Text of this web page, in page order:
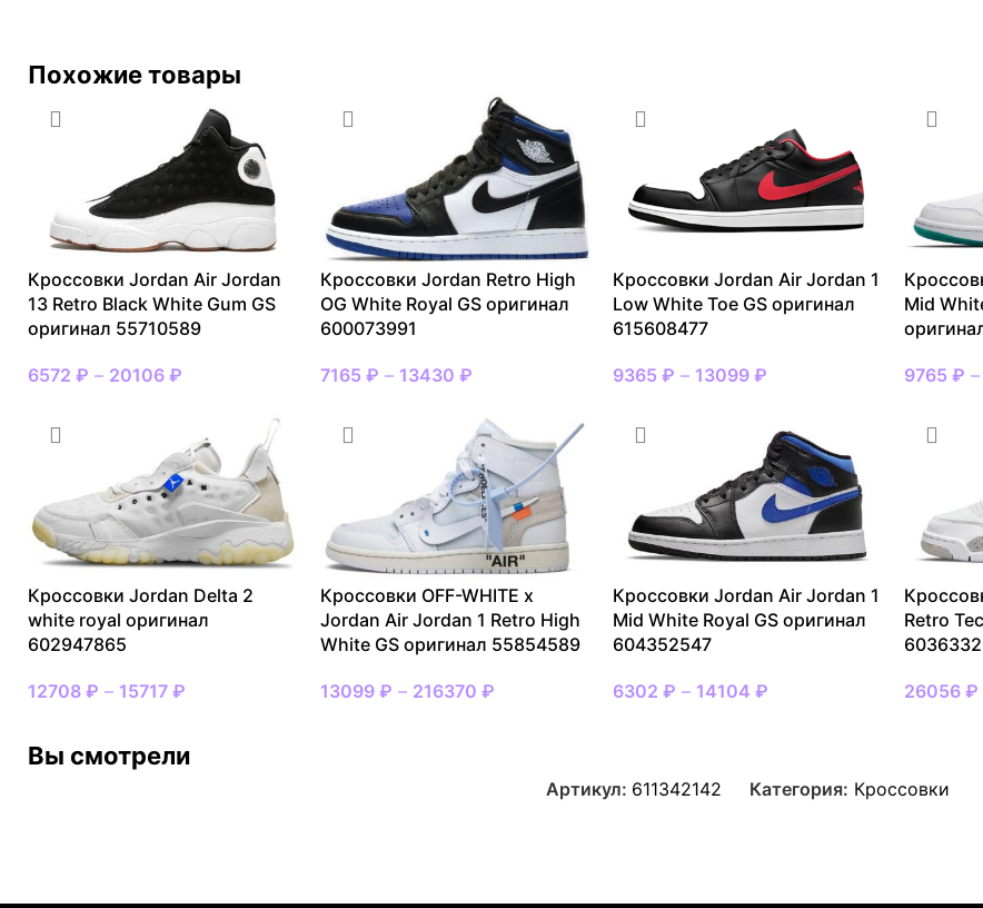
Похожие товары
Кроссовки Jordan Air Jordan
13 Retro Black White Gum GS
оригинал 55710589
6572 ₽ – 20106 ₽
Кроссовки Jordan Retro High
OG White Royal GS оригинал
600073991
7165 ₽ – 13430 ₽
Кроссовки Jordan Air Jordan 1
Low White Toe GS оригинал
615608477
9365 ₽ – 13099 ₽
Mid
9765₽ –
Кроссовки Jordan Delta 2
white royal оригинал
602947865
12708 ₽ – 15717 ₽
Кроссовки OFF-WHITE x
Jordan Air Jordan 1 Retro High
White GS оригинал 55854589
13099 ₽ – 216370 ₽
Кроссовки Jordan Air Jordan 1
Mid White Royal GS оригинал
604352547
6302 ₽ – 14104 ₽
Retro
26056₽
Вы смотрели
Артикул: 611342142 Категория: Кроссовки